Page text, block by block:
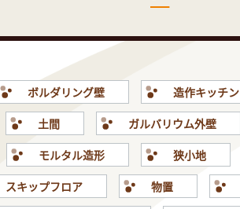
ボルダリング壁
造作キッチン
土間
ガルバリウム外壁
モルタル造形 狭小地
スキップフロア 物置